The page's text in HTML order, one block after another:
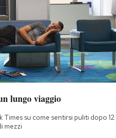
lungo viaggio
Times su come sentirsi puliti dopo 12
mezzi